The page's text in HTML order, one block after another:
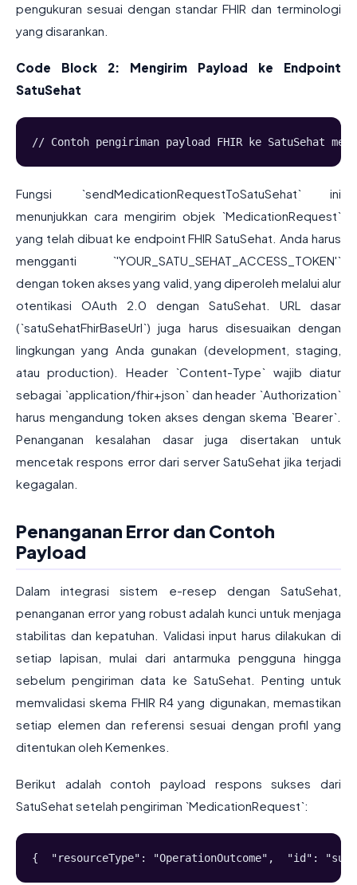
pengukuran sesuai dengan standar FHIR dan terminologi
yang disarankan.
Code Block 2: Mengirim Payload ke Endpoint
SatuSehat
// Contoh pengiriman payload FHIR ke SatuSehat
Fungsi `sendMedicationRequestToSatuSehat` ini
menunjukkan cara mengirim objek `MedicationRequest`
yang telah dibuat ke endpoint FHIR SatuSehat. Anda harus
mengganti `'YOUR_SATU_SEHAT_ACCESS_TOKEN'`
dengan token akses yang valid, yang diperoleh melalui alur
otentikasi OAuth 2.0 dengan SatuSehat. URL dasar
(`satuSehatFhirBaseUrl`) juga harus disesuaikan dengan
lingkungan yang Anda gunakan (development, staging,
atau production). Header `Content-Type` wajib diatur
sebagai `application/fhir+json` dan header `Authorization`
harus mengandung token akses dengan skema `Bearer`.
Penanganan kesalahan dasar juga disertakan untuk
mencetak respons error dari server SatuSehat jika terjadi
kegagalan.
Penanganan Error dan Contoh
Payload
Dalam integrasi sistem e-resep dengan SatuSehat,
penanganan error yang robust adalah kunci untuk menjaga
stabilitas dan kepatuhan. Validasi input harus dilakukan di
setiap lapisan, mulai dari antarmuka pengguna hingga
sebelum pengiriman data ke SatuSehat. Penting untuk
memvalidasi skema FHIR R4 yang digunakan, memastikan
setiap elemen dan referensi sesuai dengan profil yang
ditentukan oleh Kemenkes.
Berikut adalah contoh payload respons sukses dari
SatuSehat setelah pengiriman `MedicationRequest`:
{  "resourceType": "OperationOutcome",  "id":